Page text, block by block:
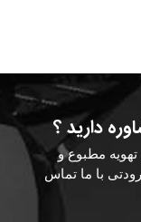
دارید ؟
مطبوع و
با ما تماس